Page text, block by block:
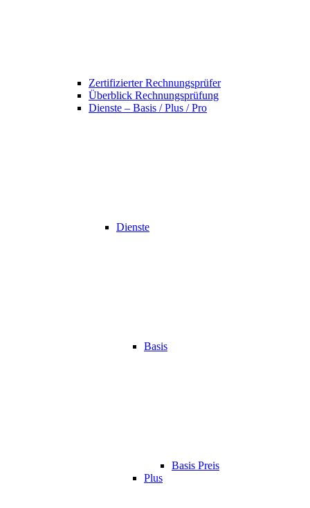
Zertifizierter Rechnungsprüfer
Überblick Rechnungsprüfung
Dienste – Basis / Plus / Pro
Dienste
Basis
Basis Preis
Plus